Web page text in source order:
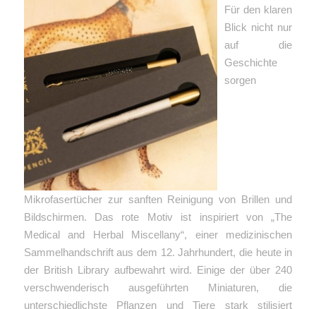
Für den klaren
Blick nicht nur
auf die
Geschichte
sorgen
Mikrofasertücher zur sanften Reinigung von Brillen und
Bildschirmen. Das rote Motiv ist inspiriert von „The
Medical and Herbal Miscellany“, einer medizinischen
Sammelhandschrift aus dem 12. Jahrhundert, die heute in
der British Library aufbewahrt wird. Einige der über 240
verschwenderisch ausgeführten Miniaturen, die
unterschiedlichste Pflanzen und Tiere stark stilisiert